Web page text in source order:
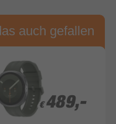
auch gefallen
€ 489,-
€ 489,-